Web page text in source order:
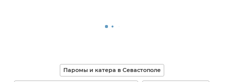
Паромы и катера в Севастополе